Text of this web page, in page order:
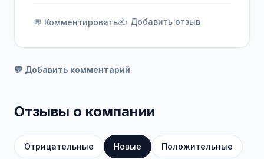
💬 Комментировать✍️ Добавить отзыв
💬 Добавить комментарий
Отзывы о компании
Отрицательные Новые Положительные